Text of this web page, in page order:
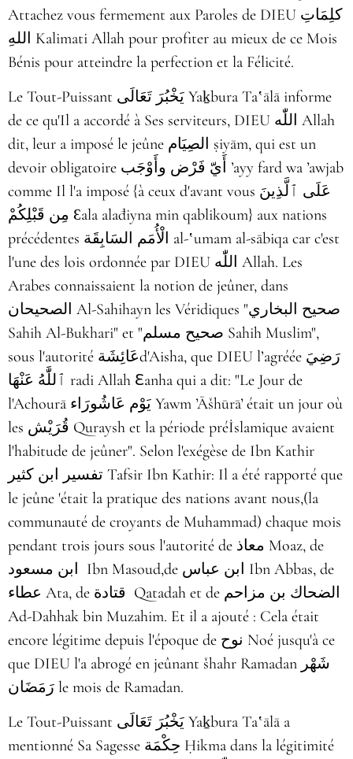
Attachez vous fermement aux Paroles de DIEU كلِمَاتِ
اللهِ Kalimati Allah pour profiter au mieux de ce Mois
Bénis pour atteindre la perfection et la Félicité.
Le Tout-Puissant يَخْبُرَ تَعَالَى Yaḵbura Taʽālā informe
de ce qu'Il a accordé à Ses serviteurs, DIEU اللّٰه Allah
dit, leur a imposé le jeûne الصِيَام ṣiyām, qui est un
devoir obligatoire أَيّ فَرْض وأَوْجَب ʼayy fard wa ʼawjab
comme Il l'a imposé {à ceux d'avant vous عَلَى ٱلَّذِينَ
مِن قَبْلِكُمْ Ɛala alađiyna min qablikoum} aux nations
précédentes الْأُمَم السَابِقَة al-ʽumam al-sābiqa car c'est
l'une des lois ordonnée par DIEU اللّٰه Allah. Les
Arabes connaissaient la notion de jeûner, dans
الصحيحان Al-Sahihayn les Véridiques "صحيح البخاري
Sahih Al-Bukhari" et "صحيح مسلم Sahih Muslim",
sous l'autorité عَائِشَةd'Aisha, que DIEU l’agréée رَضِيَ
ٱللَّٰهُ عَنْهَا radi Allah ℇanha qui a dit: "Le Jour de
l'Achourā يَوْم عَاشُورَاء Yawm ʼĀšhūrāʼ était un jour où
les قُرَيْش Quraysh et la période préİslamique avaient
l'habitude de jeûner". Selon l'exégèse de Ibn Kathir
تفسير ابن كثير Tafsir Ibn Kathir: Il a été rapporté que
le jeûne 'était la pratique des nations avant nous,(la
communauté de croyants de Muhammad) chaque mois
pendant trois jours sous l'autorité de معاذ Moaz, de
ابن مسعود Ibn Masoud,de ابن عباس Ibn Abbas, de
عطاء Ata, de قتادة Qatadah et de الضحاك بن مزاحم
Ad-Dahhak bin Muzahim. Et il a ajouté : Cela était
encore légitime depuis l'époque de نوح Noé jusqu'à ce
que DIEU l'a abrogé en jeûnant šhahr Ramadan شَهْر
رَمَضَان le mois de Ramadan.
Le Tout-Puissant يَخْبُرَ تَعَالَى Yaḵbura Taʽālā a
mentionné Sa Sagesse حِكْمَة Ḥikma dans la légitimité